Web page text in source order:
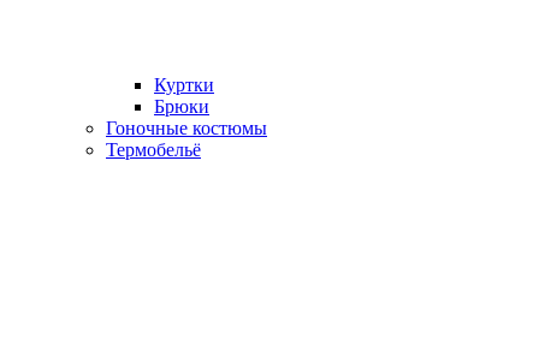
Куртки
Брюки
Гоночные костюмы
Термобельё